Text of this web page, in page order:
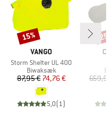
MÆRKE
VANGO
Artikel
Storm Shelter UL 400
Produktgruppe
Biwaksæk
Pris
87,95 €Nedsat pris
74,76 €
5,0(1)
Rabat
15%